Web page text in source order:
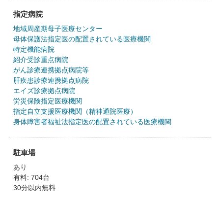
指定病院
地域周産期母子医療センター
母体保護法指定医の配置されている医療機関
特定機能病院
紹介受診重点病院
がん診療連携拠点病院等
肝疾患診療連携拠点病院
エイズ診療拠点病院
労災保険指定医療機関
指定自立支援医療機関（精神通院医療）
身体障害者福祉法指定医の配置されている医療機関
駐車場
あり
有料: 704台
30分以内無料